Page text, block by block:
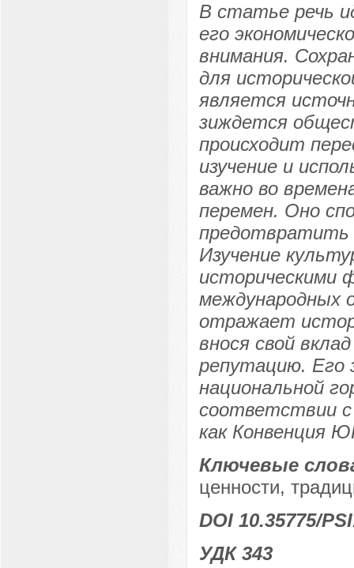
В статье речь
его
внимания.
для
является
зиждется
происходит
изучение и
важно во
перемен. Оно
предотвратить
Изучение
историческими
международных
отражает
внося свой
репутацию. Его
национальной
соответствии
как Конвенция
Ключевые
ценности,
DOI 10.35775/
УДК 343